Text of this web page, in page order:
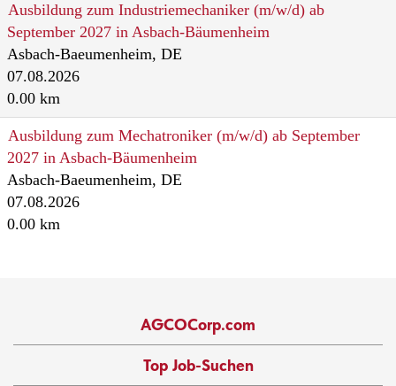
Ausbildung zum Industriemechaniker (m/w/d) ab
September 2027 in Asbach-Bäumenheim
Asbach-Baeumenheim, DE
07.08.2026
0.00 km
Ausbildung zum Mechatroniker (m/w/d) ab September
2027 in Asbach-Bäumenheim
Asbach-Baeumenheim, DE
07.08.2026
0.00 km
AGCOCorp.com
Top Job-Suchen